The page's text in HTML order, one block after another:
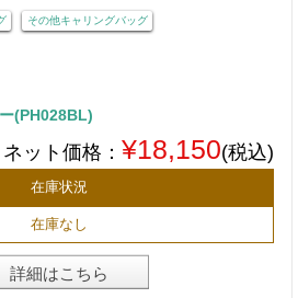
その他キャリングバッグ
(PH028BL)
ネット価格： ¥18,150(税込)
在庫状況
在庫なし
詳細はこちら